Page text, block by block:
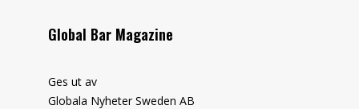
Global Bar Magazine
Ges ut av
Globala Nyheter Sweden AB